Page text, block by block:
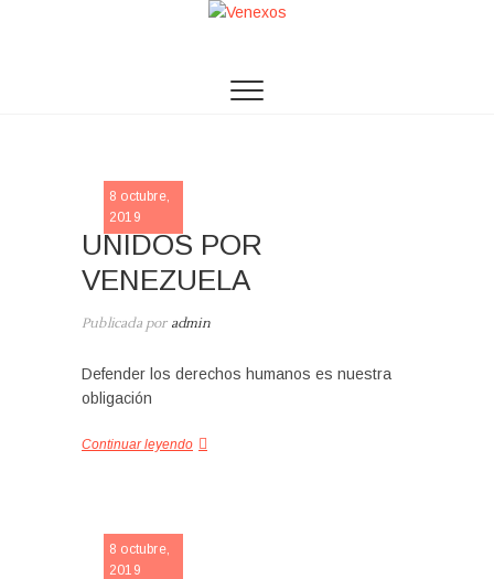
8 octubre,
2019
UNIDOS POR
VENEZUELA
Publicada poradmin
Defender los derechos humanos es nuestra
obligación
Continuar leyendo
8 octubre,
2019